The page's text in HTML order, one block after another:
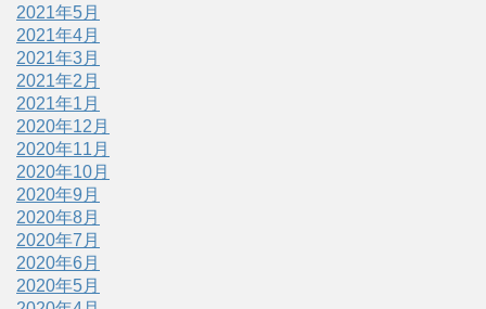
2021年5月
2021年4月
2021年3月
2021年2月
2021年1月
2020年12月
2020年11月
2020年10月
2020年9月
2020年8月
2020年7月
2020年6月
2020年5月